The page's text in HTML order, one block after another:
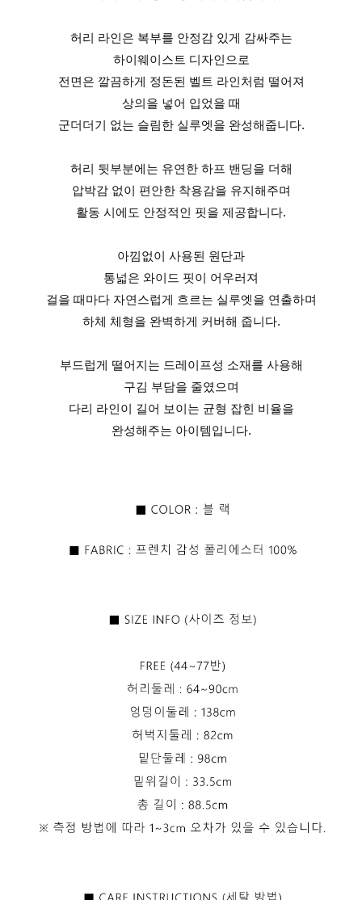
허리 라인은 복부를 안정감 있게 감싸주는
하이웨이스트 디자인으로
전면은 깔끔하게 정돈된 벨트 라인처럼 떨어져
상의을 넣어 입었을 때
군더더기 없는 슬림한 실루엣을 완성해줍니다.
허리 뒷부분에는 유연한 하프 밴딩을 더해
압박감 없이 편안한 착용감을 유지해주며
활동 시에도 안정적인 핏을 제공합니다.
아낌없이 사용된 원단과
통넓은 와이드 핏이 어우러져
걸을 때마다 자연스럽게 흐르는 실루엣을 연출하며
하체 체형을 완벽하게 커버해 줍니다.
부드럽게 떨어지는 드레이프성 소재를 사용해
구김 부담을 줄였으며
다리 라인이 길어 보이는 균형 잡힌 비율을